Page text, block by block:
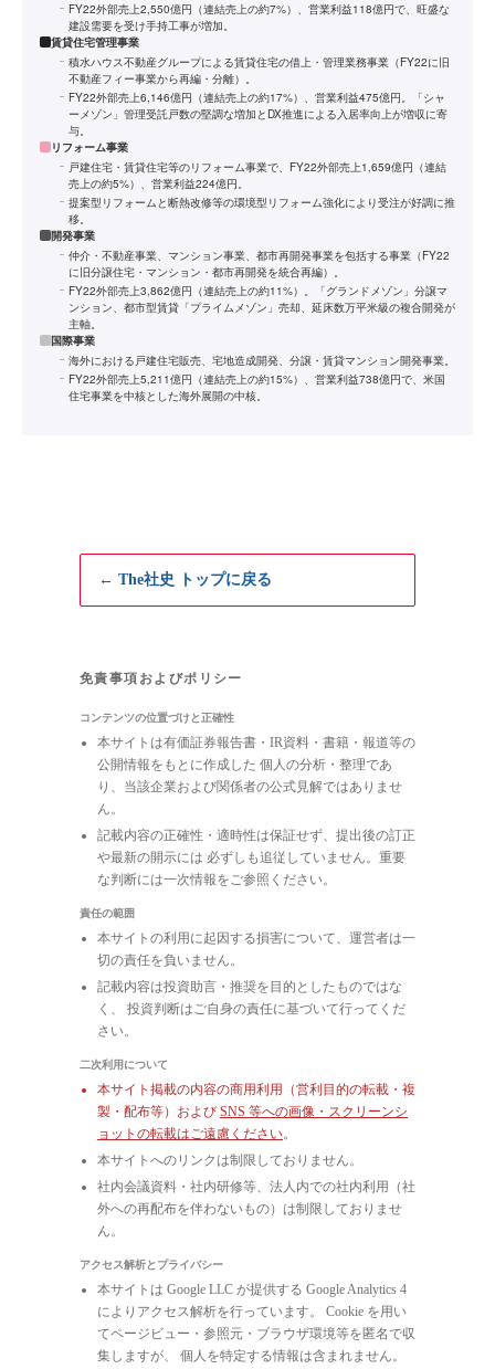
FY22外部売上2,550億円（連結売上の約7%）、営業利益118億円で、旺盛な
建設需要を受け手持工事が増加。
賃貸住宅管理事業
積水ハウス不動産グループによる賃貸住宅の借上・管理業務事業（FY22に旧
不動産フィー事業から再編・分離）。
FY22外部売上6,146億円（連結売上の約17%）、営業利益475億円。「シャ
ーメゾン」管理受託戸数の堅調な増加とDX推進による入居率向上が増収に寄
与。
リフォーム事業
戸建住宅・賃貸住宅等のリフォーム事業で、FY22外部売上1,659億円（連結
売上の約5%）、営業利益224億円。
提案型リフォームと断熱改修等の環境型リフォーム強化により受注が好調に推
移。
開発事業
仲介・不動産事業、マンション事業、都市再開発事業を包括する事業（FY22
に旧分譲住宅・マンション・都市再開発を統合再編）。
FY22外部売上3,862億円（連結売上の約11%）。「グランドメゾン」分譲マ
ンション、都市型賃貸「プライムメゾン」売却、延床数万平米級の複合開発が
主軸。
国際事業
海外における戸建住宅販売、宅地造成開発、分譲・賃貸マンション開発事業。
FY22外部売上5,211億円（連結売上の約15%）、営業利益738億円で、米国
住宅事業を中核とした海外展開の中核。
← The社史 トップに戻る
免責事項およびポリシー
コンテンツの位置づけと正確性
本サイトは有価証券報告書・IR資料・書籍・報道等の
公開情報をもとに作成した 個人の分析・整理であ
り、当該企業および関係者の公式見解ではありませ
ん。
記載内容の正確性・適時性は保証せず、提出後の訂正
や最新の開示には 必ずしも追従していません。重要
な判断には一次情報をご参照ください。
責任の範囲
本サイトの利用に起因する損害について、運営者は一
切の責任を負いません。
記載内容は投資助言・推奨を目的としたものではな
く、 投資判断はご自身の責任に基づいて行ってくだ
さい。
二次利用について
本サイト掲載の内容の商用利用（営利目的の転載・複
製・配布等）および SNS 等への画像・スクリーンシ
ョットの転載はご遠慮ください。
本サイトへのリンクは制限しておりません。
社内会議資料・社内研修等、法人内での社内利用（社
外への再配布を伴わないもの）は制限しておりませ
ん。
アクセス解析とプライバシー
本サイトは Google LLC が提供する Google Analytics 4
によりアクセス解析を行っています。 Cookie を用い
てページビュー・参照元・ブラウザ環境等を匿名で収
集しますが、 個人を特定する情報は含まれません。